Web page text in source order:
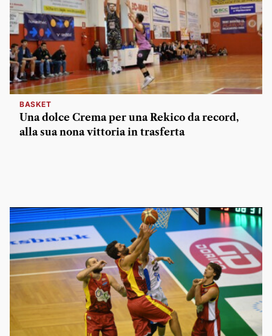
BASKET
Una dolce Crema per una Rekico da record,
alla sua nona vittoria in trasferta